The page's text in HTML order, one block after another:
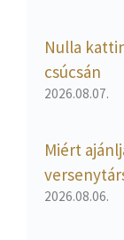
Nulla
csúcsán
2026.08.07.
Miért
2026.08.06.